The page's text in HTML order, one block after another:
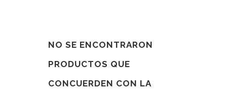
NO SE ENCONTRARON
PRODUCTOS QUE
CONCUERDEN CON LA